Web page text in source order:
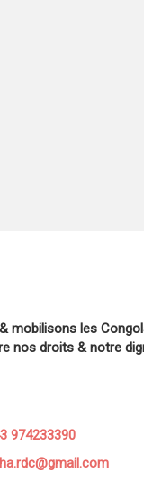
mobilisons les
nos droits & notre
974233390